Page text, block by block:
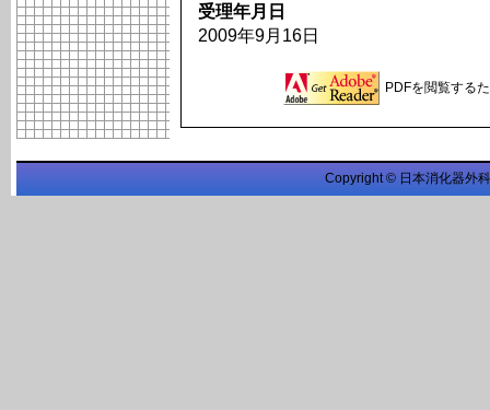
受理年月日
2009年9月16日
PDFを閲覧する
Copyright © 日本消化器外